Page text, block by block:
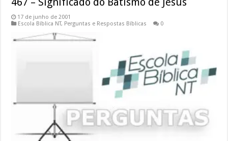
17 de junho de 2001
Escola Bíblica NT, Perguntas e Respostas Bíblicas 0